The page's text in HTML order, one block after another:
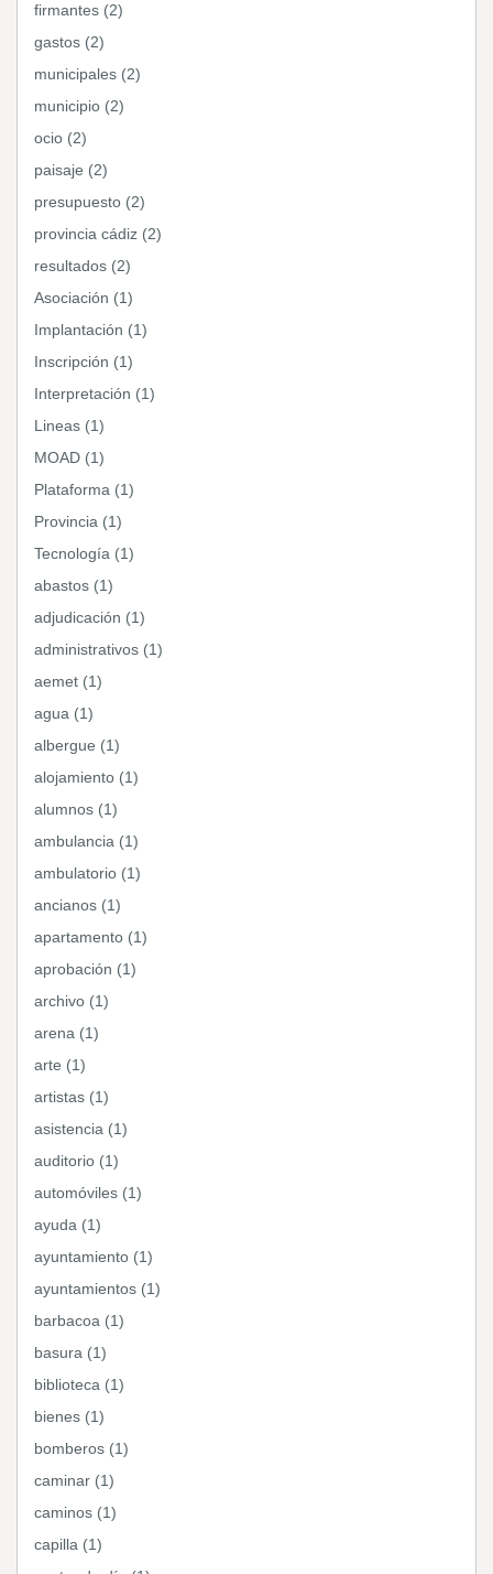
firmantes (2)
gastos (2)
municipales (2)
municipio (2)
ocio (2)
paisaje (2)
presupuesto (2)
provincia cádiz (2)
resultados (2)
Asociación (1)
Implantación (1)
Inscripción (1)
Interpretación (1)
Lineas (1)
MOAD (1)
Plataforma (1)
Provincia (1)
Tecnología (1)
abastos (1)
adjudicación (1)
administrativos (1)
aemet (1)
agua (1)
albergue (1)
alojamiento (1)
alumnos (1)
ambulancia (1)
ambulatorio (1)
ancianos (1)
apartamento (1)
aprobación (1)
archivo (1)
arena (1)
arte (1)
artistas (1)
asistencia (1)
auditorio (1)
automóviles (1)
ayuda (1)
ayuntamiento (1)
ayuntamientos (1)
barbacoa (1)
basura (1)
biblioteca (1)
bienes (1)
bomberos (1)
caminar (1)
caminos (1)
capilla (1)